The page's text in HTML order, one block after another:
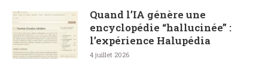
Quand l’IA génère une
encyclopédie “hallucinée” :
l’expérience Halupédia
4 juillet 2026